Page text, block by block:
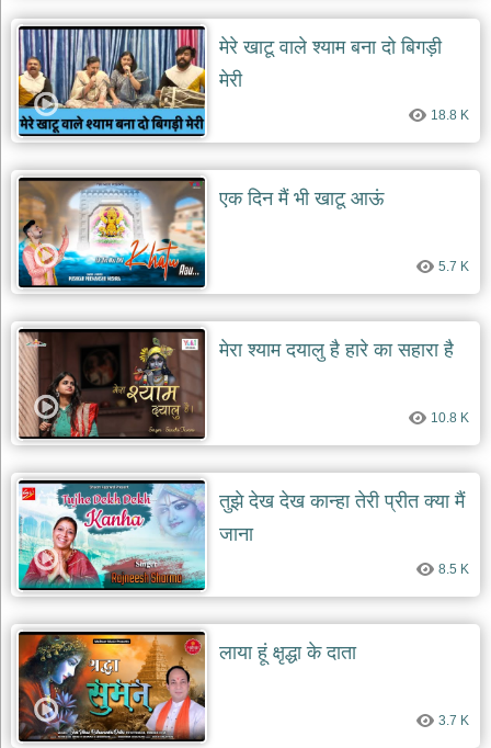
बावा
लाल
दयाल
भजन
bawa
lal
bhajans
शनि
देव
भजन
shani
dev
आज
का
भजन
bhajan
of
the
day
भजन
जोड़ें
add
bhajans
मेरे खाटू वाले श्याम बना दो बिगड़ी
मेरी
18.8 K
एक दिन मैं भी खाटू आऊं
5.7 K
मेरा श्याम दयालु है हारे का सहारा है
10.8 K
तुझे देख देख कान्हा तेरी प्रीत क्या मैं
जाना
8.5 K
लाया हूं क्षृद्धा के दाता
3.7 K